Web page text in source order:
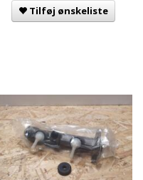
Tilføj ønskeliste